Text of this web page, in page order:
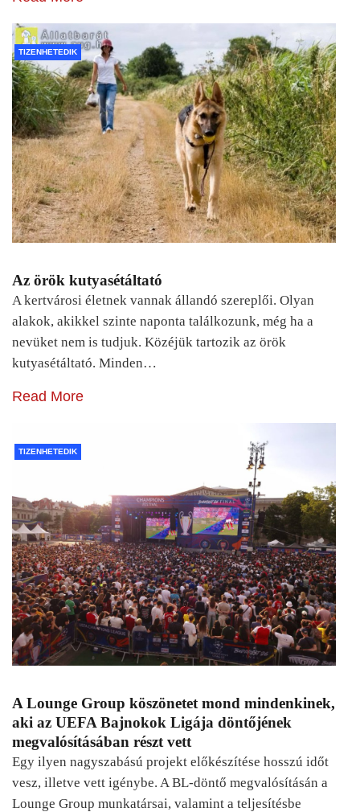
TIZENHETEDIK
Az örök kutyasétáltató
A kertvárosi életnek vannak állandó szereplői. Olyan
alakok, akikkel szinte naponta találkozunk, még ha a
nevüket nem is tudjuk. Közéjük tartozik az örök
kutyasétáltató. Minden…
Read More
TIZENHETEDIK
A Lounge Group köszönetet mond mindenkinek,
aki az UEFA Bajnokok Ligája döntőjének
megvalósításában részt vett
Egy ilyen nagyszabású projekt előkészítése hosszú időt
vesz, illetve vett igénybe. A BL-döntő megvalósításán a
Lounge Group munkatársai, valamint a teljesítésbe